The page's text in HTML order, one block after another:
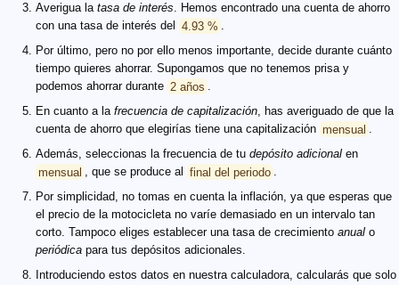
Averigua la tasa de interés. Hemos encontrado una cuenta de ahorro
con una tasa de interés del
4.93 % .
Por último, pero no por ello menos importante, decide durante cuánto
tiempo quieres ahorrar. Supongamos que no tenemos prisa y
podemos ahorrar durante 2 años .
En cuanto a la frecuencia de capitalización, has averiguado de que la
cuenta de ahorro que elegirías tiene una capitalización mensual .
Además, seleccionas la frecuencia de tu depósito adicional en
mensual , que se produce al final del periodo .
Por simplicidad, no tomas en cuenta la inflación, ya que esperas que
el precio de la motocicleta no varíe demasiado en un intervalo tan
corto. Tampoco eliges establecer una tasa de crecimiento anual o
periódica para tus depósitos adicionales.
Introduciendo estos datos en nuestra calculadora, calcularás que solo